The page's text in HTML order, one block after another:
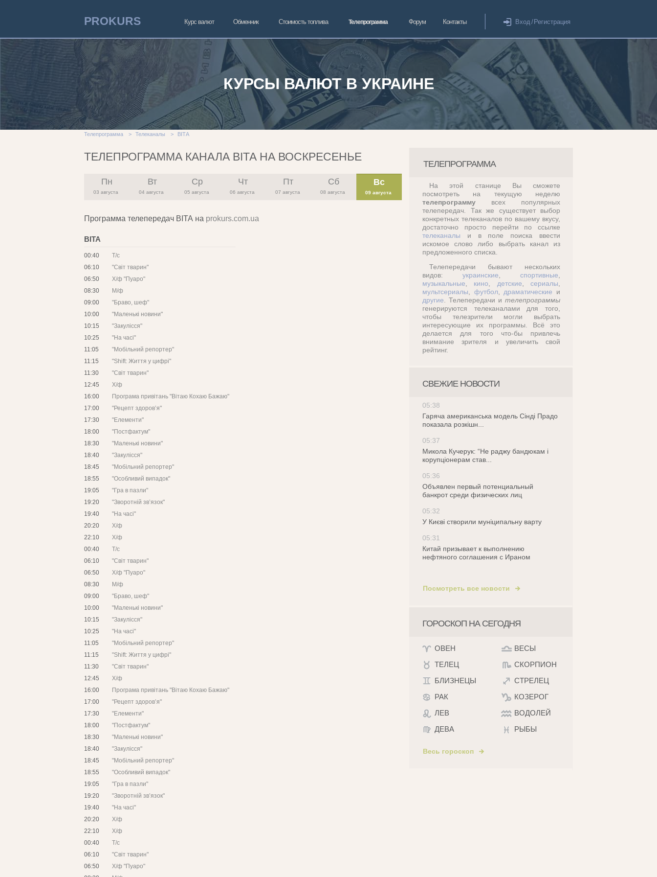
PROKURS Курс валют Обменник Стоимость топлива Телепрограмма Форум Контакты Вход/ Регистрация
КУРСЫ ВАЛЮТ В УКРАИНЕ
Телепрограмма > Телеканалы > ВІТА
ТЕЛЕПРОГРАММА КАНАЛА ВІТА НА ВОСКРЕСЕНЬЕ
ТЕЛЕПРОГРАММА
На этой станице Вы сможете
посмотреть на текущую неделю
телепрограмму всех популярных
телепередач. Так же существует выбор
конкретных телеканалов по вашему вкусу,
достаточно просто перейти по ссылке
телеканалы и в поле поиска ввести
искомое слово либо выбрать канал из
предложенного списка.
Телепередачи бывают нескольких
видов: украинские спортивные
музыкальные
кино детские ,сериалы
мультсериалы
футбол драматические и
другие . Телепередачи и телепрограммы
генерируются телеканалами для того,
чтобы телезрители могли выбрать
интересующие их программы. Всё это
делается для того что-бы привлечь
внимание зрителя и увеличить свой
рейтинг.
СВЕЖИЕ НОВОСТИ
05:38
Гаряча американська модель Сінді Прадо
показала розкішн...
05:37
Микола Кучерук: “Не раджу бандюкам і
корупціонерам став...
05:36
Объявлен первый потенциальный
банкрот среди физических лиц
05:32
У Києві створили муніципальну варту
05:31
Китай призывает к выполнению
нефтяного соглашения с Ираном
Посмотреть все новости
ГОРОСКОП НА СЕГОДНЯ
ОВЕН
ТЕЛЕЦ
БЛИЗНЕЦЫ
РАК
ЛЕВ
ДЕВА
ВЕСЫ
СКОРПИОН
СТРЕЛЕЦ
КОЗЕРОГ
ВОДОЛЕЙ
РЫБЫ
Весь гороскоп
Пн
03 августа
Вт
04 августа
Ср
05 августа
Чт
06 августа
Пт
07 августа
Сб
08 августа
Вс
09 августа
Программа телепередач ВІТА на prokurs.com.ua
ВІТА
00:40
Т/с
06:10
"Світ тварин"
06:50
Х/ф "Пуаро"
08:30
М/ф
09:00
"Браво, шеф"
10:00
"Маленькі новини"
10:15
"Закулісся"
10:25
"На часі"
11:05
"Мобільний репортер"
11:15
"Shift: Життя у цифрі"
11:30
"Світ тварин"
12:45
Х/ф
16:00
Програма привітань "Вітаю Кохаю Бажаю"
17:00
"Рецепт здоров’я"
17:30
"Елементи"
18:00
"Постфактум"
18:30
"Маленькі новини"
18:40
"Закулісся"
18:45
"Мобільний репортер"
18:55
"Особливий випадок"
19:05
"Гра в пазли"
19:20
"Зворотній зв’язок"
19:40
"На часі"
20:20
Х/ф
22:10
Х/ф
00:40
Т/с
06:10
"Світ тварин"
06:50
Х/ф "Пуаро"
08:30
М/ф
09:00
"Браво, шеф"
10:00
"Маленькі новини"
10:15
"Закулісся"
10:25
"На часі"
11:05
"Мобільний репортер"
11:15
"Shift: Життя у цифрі"
11:30
"Світ тварин"
12:45
Х/ф
16:00
Програма привітань "Вітаю Кохаю Бажаю"
17:00
"Рецепт здоров’я"
17:30
"Елементи"
18:00
"Постфактум"
18:30
"Маленькі новини"
18:40
"Закулісся"
18:45
"Мобільний репортер"
18:55
"Особливий випадок"
19:05
"Гра в пазли"
19:20
"Зворотній зв’язок"
19:40
"На часі"
20:20
Х/ф
22:10
Х/ф
00:40
Т/с
06:10
"Світ тварин"
06:50
Х/ф "Пуаро"